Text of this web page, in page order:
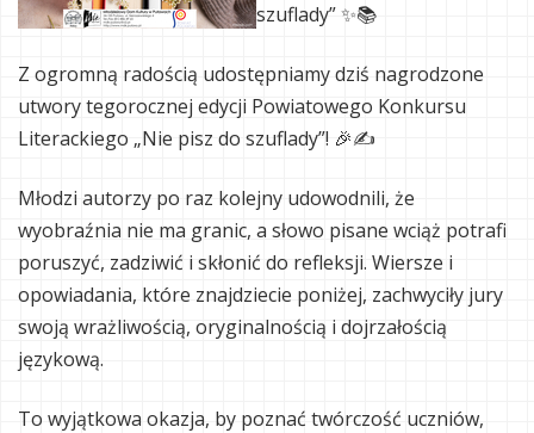
szuflady” ✨📚
Z ogromną radością udostępniamy dziś nagrodzone
utwory tegorocznej edycji Powiatowego Konkursu
Literackiego „Nie pisz do szuflady”! 🎉✍️
Młodzi autorzy po raz kolejny udowodnili, że
wyobraźnia nie ma granic, a słowo pisane wciąż potrafi
poruszyć, zadziwić i skłonić do refleksji. Wiersze i
opowiadania, które znajdziecie poniżej, zachwyciły jury
swoją wrażliwością, oryginalnością i dojrzałością
językową.
To wyjątkowa okazja, by poznać twórczość uczniów,